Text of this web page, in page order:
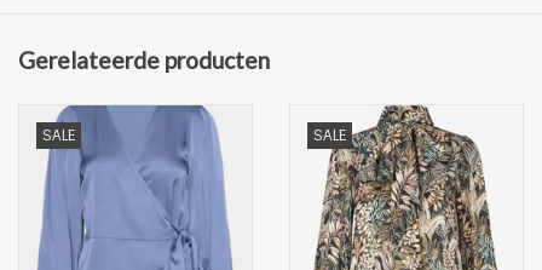
Materiaal: 100% satijn
Hoge halslijn
Handwas
kleur: multi
Gerelateerde producten
SALE SALE